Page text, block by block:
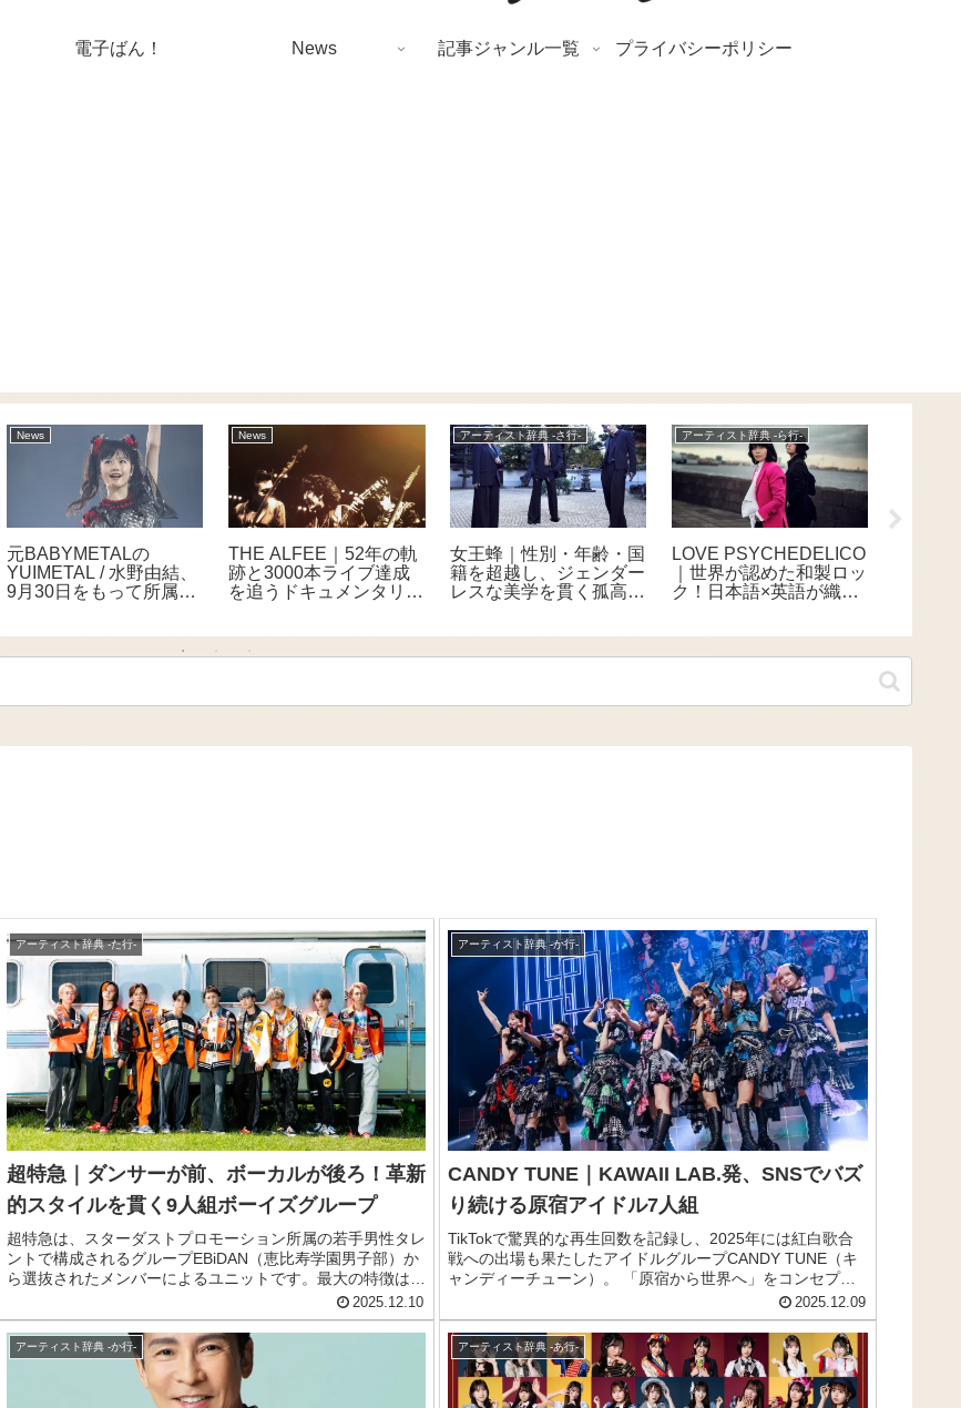
電子ばん！ News 記事ジャンル一覧 プライバシーポリシー
アーティスト辞典 -ら行-
RADWIMPS ｜「前前前
世」から9年、メンバー
構成変更を経ても褪せな
アーティスト辞典 -は行-
布施明｜若者の間でも話
題沸騰の声量おばけ！？
60年歌い続ける伝説の
アーティスト辞典 -た行-
玉置浩二｜日本一歌が上
手い！？魂を揺さぶる、
日本屈指の天才シンガー
アーティスト辞典 -あ行-
.ENDRECHERI.｜全曲
自作自演！堂本剛が極め
る、唯一無二のファンク
アーティスト辞典 -た行-
超特急｜ダンサーが前、ボーカルが後ろ！革新
的スタイルを貫く9人組ボーイズグループ
超特急は、スターダストプロモーション所属の若手男性タレ
ントで構成されるグループEBiDAN（恵比寿学園男子部）か
ら選抜されたメンバーによるユニットです。最大の特徴は
「メインダンサー＆バックボーカル」という唯一無二のパフ
ォーマンススタイル。一般的なダンス＆ボーカルグループと
は逆に、ダンサーがステージ前方で魅せ、ボーカルが後方か
ら歌声を届けるという斬新な構成で、エンターテインメント
性の高いライブパフォーマンスが持ち味です。今回は、そん
な超特急の独特な世界観をご紹介します。
2025.12.10
アーティスト辞典 -か行-
CANDY TUNE｜KAWAII LAB.発、SNSでバズ
り続ける原宿アイドル7人組
TikTokで驚異的な再生回数を記録し、2025年には紅白歌合
戦への出場も果たしたアイドルグループCANDY TUNE（キ
ャンディーチューン）。 「原宿から世界へ」をコンセプト
に掲げ、SNSを中心に急成長を遂げている注目の7人組で
す。 この記事では、CANDY TUNEのメンバー紹介から来
歴、おすすめ楽曲まで、グループの魅力をコンパクトにお届
けします。
2025.12.09
アーティスト辞典 -か行- アーティスト辞典 -あ行-